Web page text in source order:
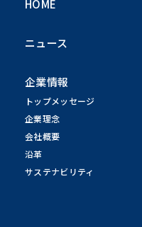
HOME
ニュース
企業情報
トップメッセージ
企業理念
会社概要
沿革
サステナビリティ